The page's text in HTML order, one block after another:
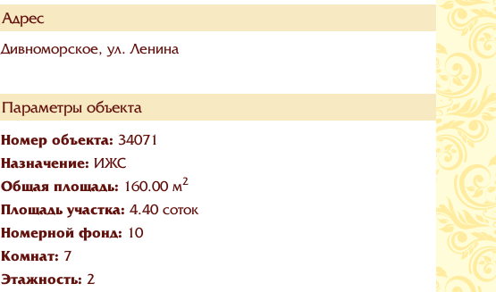
Адрес
Дивноморское, ул. Ленина
Параметры объекта
Номер объекта: 34071
Назначение: ИЖС
Общая площадь: 160.00 м2
Площадь участка: 4.40 соток
Номерной фонд: 10
Комнат: 7
Этажность: 2